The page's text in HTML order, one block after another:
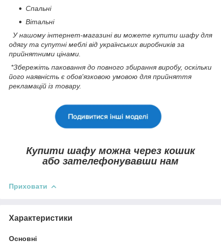
Спальні
Вітальні
У нашому інтернет-магазині ви можете купити шафу для
одягу та супутні меблі від українських виробників за
прийнятними цінами.
*Збережіть паковання до повного збирання виробу, оскільки
його наявність є обов'язковою умовою для прийняття
рекламацій із товару.
Купити шафу можна через кошик
або зателефонувавши нам
Приховати
Характеристики
Основні